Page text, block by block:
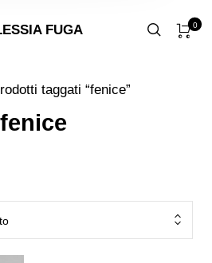
FUGA 0
taggati “fenice”
fenice